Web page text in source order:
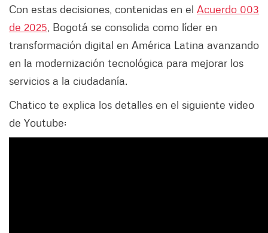
Con estas decisiones, contenidas en el Acuerdo 003
de 2025 , Bogotá se consolida como líder en
transformación digital en América Latina avanzando
en la modernización tecnológica para mejorar los
servicios a la ciudadanía.
Chatico te explica los detalles en el siguiente video
de Youtube: